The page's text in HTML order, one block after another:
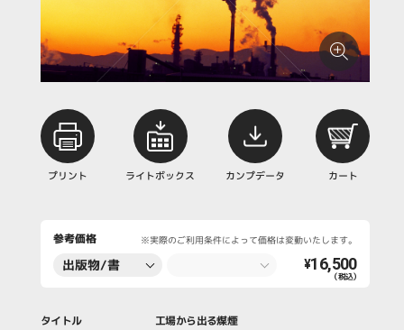
プリント ライトボックス カンプデータ カート
参考価格 ※実際のご利用条件によって価格は変動いたします。
出版物/書
¥16,500
（税込）
タイトル 工場から出る煤煙